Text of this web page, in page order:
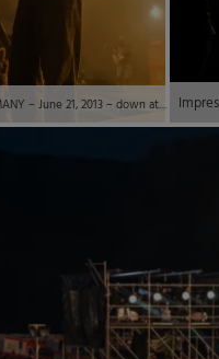
LORELEY, GERMANY – June 21, 2013 – down at the Metalfest Open Air – Phil Anselmo, vocals © 2013 by Marc Oliver John | marcjohn.de – Alle Rechte vorbehalten, Keine Veröffentlichung ohne Genehmigung – All rights reserved, no publishing without permission.